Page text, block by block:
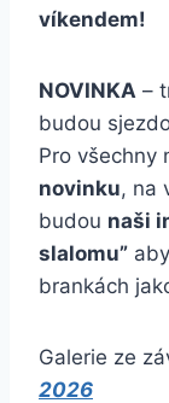
víkendem!
NOVINKA –
budou
Pro všechny
novinku, na
budou naši
slalomu”
brankách
Galerie ze
2026